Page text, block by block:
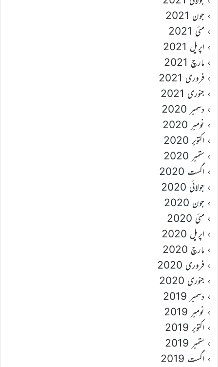
جون 2021
مئی 2021
اپریل 2021
مارچ 2021
فروری 2021
جنوری 2021
دسمبر 2020
نومبر 2020
اکتوبر 2020
ستمبر 2020
اگست 2020
جولائی 2020
جون 2020
مئی 2020
اپریل 2020
مارچ 2020
فروری 2020
جنوری 2020
دسمبر 2019
نومبر 2019
اکتوبر 2019
ستمبر 2019
اگست 2019